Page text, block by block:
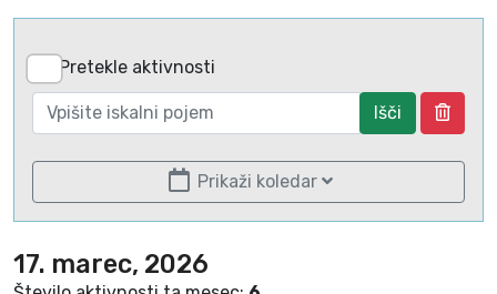
Pretekle aktivnosti
Išči
Prikaži koledar
17. marec, 2026